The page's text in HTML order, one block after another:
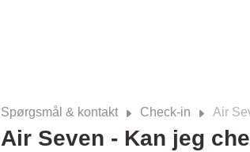
Spørgsmål & kontakt Check-in Air
Air Seven - Kan jeg